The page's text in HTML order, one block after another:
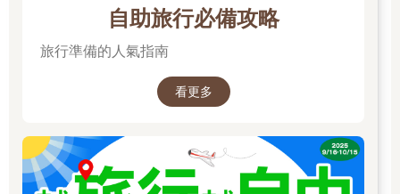
攤前買了幾瓶水，從厚重的大衣口袋裡取出幾枚銅板，交給一個
留著落腮鬍的年輕店員。土耳其沒有「便利商店」，這種雜貨攤
算是非常方便，可以買吃的、喝的，或者儲值交通卡。
沿著雙向電車道走，發現街上的藥局、餐館和商店尚未營業，而
連接錫爾凱吉火車站（Sirkeci Garı）和博斯普魯斯海峽的那條大
致我們根本沒有胃口，一心往街道尾端的海岸步去。
天空的灰雲逐漸散去，明淨而蔚藍的海水映入眼簾，接著，一座
自助旅行必備攻略
旅行準備的人氣指南
看更多